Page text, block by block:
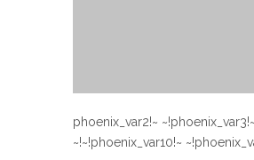
~!phoenix_var2!~
~!phoenix_var10!~